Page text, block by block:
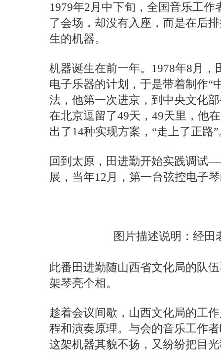
1979年2月中下旬，全国音乐工
了会场，却没有入座，而是在后
生的机器。
机器诞生在前一年。1978年8月
电子乐器的计划，于是带着制作“
法，他第一次进京，到中央文化
在北京逗留了49天，49天里，他
出了14种实现方案，“走上了正路
回到太原，田进勤开始实践调试
展，当年12月，第一台弦控电子
图片描述说明：经田
此番田进勤随山西省文化局的队
架琴亮个相。
趁着会议间歇，山西文化局的工
程和演奏原理。与会的音乐工作
这架机器其貌不扬，又纷纷把目